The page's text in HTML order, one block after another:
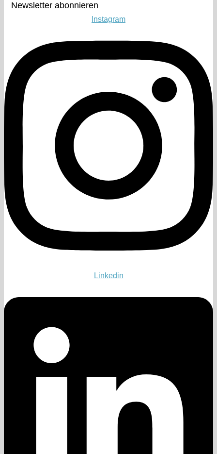
Newsletter abonnieren​
Instagram
Linkedin